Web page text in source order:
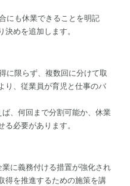
にも休業できることを明記
決めを追加します。
に限らず、複数回に分けて取
り、従業員が育児と仕事のバ
、何回まで分割可能か、休業
必要があります。
に義務付ける措置が強化され
得を推進するための施策を講